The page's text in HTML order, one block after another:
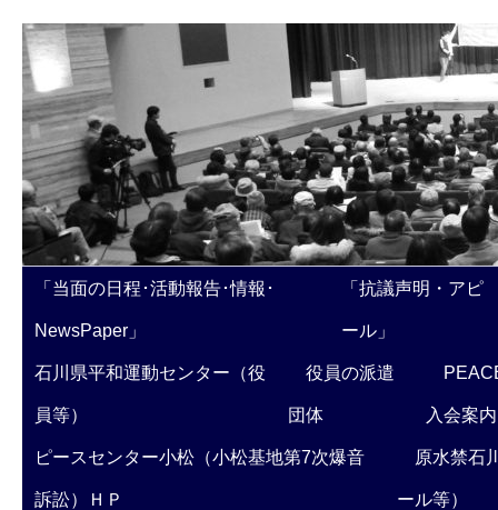
「当面の日程･活動報告･情報･
NewsPaper」
「抗議声明・アピ
ール」
石川県平和運動センター（役
員等）
役員の派遣
団体 入会案内
ピースセンター小松（小松基地第7次爆音
訴訟）ＨＰ
原水禁石
ール等）